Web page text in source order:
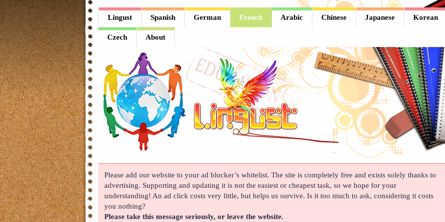
Lingust Spanish German French Arabic Chinese Japanese Korean
Czech About
Please add our website to your ad blocker’s whitelist. The site is completely free and exists solely thanks to
advertising. Supporting and updating it is not the easiest or cheapest task, so we hope for your
understanding! An ad click costs very little, but helps us survive. Is it too much to ask, considering it costs
you nothing?
Please take this message seriously, or leave the website.
Lingust
Spanish
German
French
Arabic
Chinese
Japanese
Korean
Russian
Turkish
Czech